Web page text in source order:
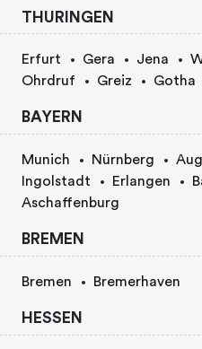
THURINGEN
Erfurt Gera Jena
Ohrdruf
Greiz Gotha
BAYERN
Munich Nürnberg
Ingolstadt
Erlangen
Aschaffenburg
BREMEN
Bremen Bremerhaven
HESSEN